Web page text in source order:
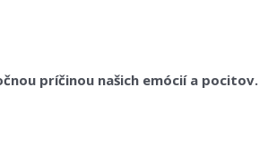
príčinou našich emócií a pocitov.